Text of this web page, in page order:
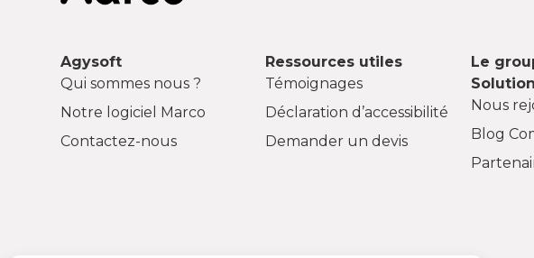
Agysoft
Qui sommes nous ?
Notre logiciel Marco
Contactez-nous
Ressources utiles
Témoignages
Déclaration d’accessibilité
Demander un devis
Le
Nous
Blog